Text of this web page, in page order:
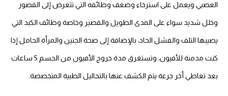
العصبي ويعمل على استرخاء وضعف وظائفه التي تتعرض إلى القصور
وخلل شديد سواء على المدى الطويل والقصير وخاصة وظائف الكبد التي
يصيبها التلف والفشل الحاد، بالإضافة إلى صحة الجنين والمرأة الحامل إذا
كنت مدمنة للأفيون، وتستغرق مدة خروج الأفيون من الجسم 5 ساعات
بعد تعاطي أخر جرعة يتم الكشف عنها بالتحاليل الطبية المتخصصة.